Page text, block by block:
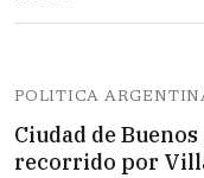
POLITICA
Ciudad de
recorrido por